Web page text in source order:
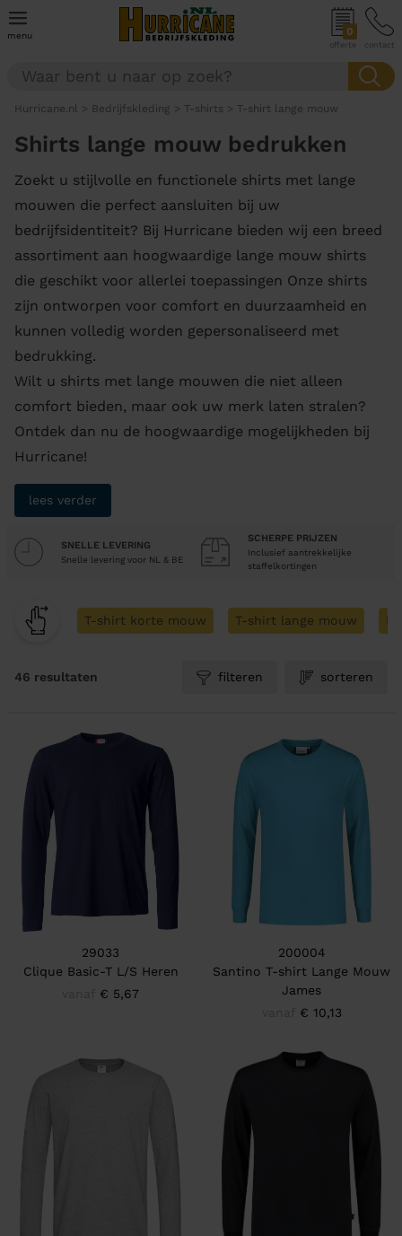
menu 0
offerte contact
Hurricane.nl > Bedrijfskleding > T-shirts > T-shirt lange mouw
Shirts lange mouw bedrukken
Zoekt u stijlvolle en functionele shirts met lange
mouwen die perfect aansluiten bij uw
bedrijfsidentiteit? Bij Hurricane bieden wij een breed
assortiment aan hoogwaardige lange mouw shirts
die geschikt voor allerlei toepassingen Onze shirts
zijn ontworpen voor comfort en duurzaamheid en
kunnen volledig worden gepersonaliseerd met
bedrukking.
Wilt u shirts met lange mouwen die niet alleen
comfort bieden, maar ook uw merk laten stralen?
Ontdek dan nu de hoogwaardige mogelijkheden bij
Hurricane!
lees verder
SNELLE LEVERING
Snelle levering voor NL & BE
SCHERPE PRIJZEN
Inclusief aantrekkelijke
staffelkortingen
T-shirt korte mouw T-shirt lange mouw
46 resultaten filteren sorteren
29033
Clique Basic-T L/S Heren
€ 5,67
200004
Santino T-shirt Lange Mouw
James
€ 10,13